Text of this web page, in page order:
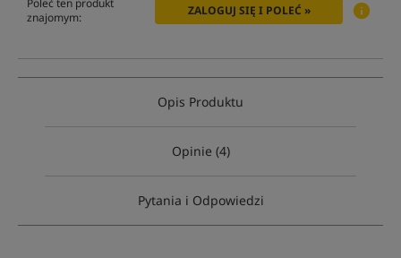
Poleć ten produkt
znajomym:
ZALOGUJ SIĘ I POLEĆ »
Opis Produktu
Opinie (4)
Pytania i Odpowiedzi